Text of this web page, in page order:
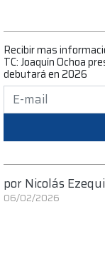
Recibir mas
TC: Joaquín Ochoa
debutará en 2026
por Nicolás
06/02/2026